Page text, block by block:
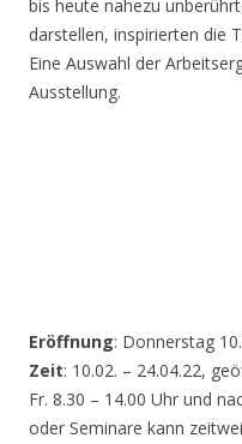
bis heute nahezu
darstellen, inspirierten die
Eine Auswahl der
Ausstellung.
Eröffnung: Donnerstag
Zeit: 10.02. – 24.04.22,
Fr. 8.30 – 14.00 Uhr und
oder Seminare kann